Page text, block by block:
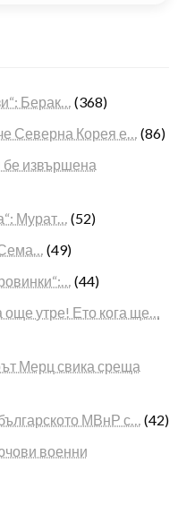
Берак…
(368)
Северна Корея е…
(86)
извършена
Мурат…
(52)
(49)
(44)
утре! Ето кога ще…
Мерц свика среща
МВнР с…
(42)
военни